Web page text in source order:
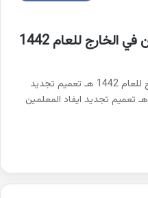
تعميم تجديد ايفاد المعلمين في الخارج للعام 1442
تعميم تجديد ايفاد المعلمين في الخارج للعام 1442 هـ تعميم تجديد
ايفاد المعلمين في الخارج للعام 1442 هـ تعميم تجديد ايفاد المعلمين